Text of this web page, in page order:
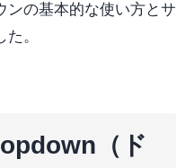
ンの基本的な使い方とサ
。
（ド